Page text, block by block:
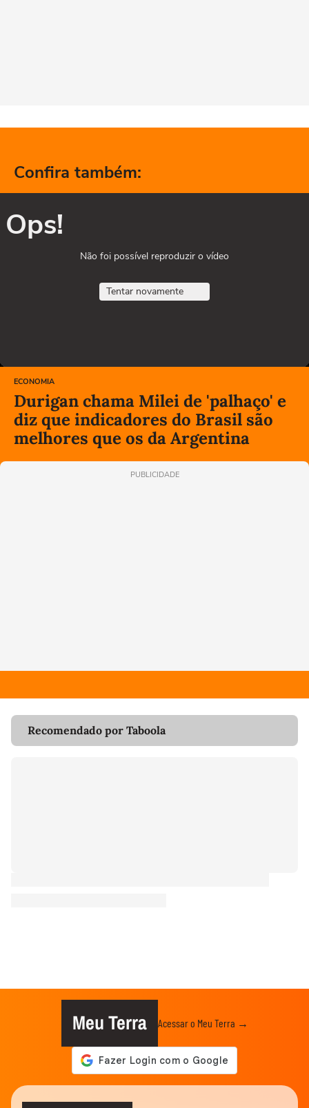
Confira também:
Ops!
Não foi possível reproduzir o vídeo
Tentar novamente
ECONOMIA
Durigan chama Milei de 'palhaço' e
diz que indicadores do Brasil são
melhores que os da Argentina
PUBLICIDADE
Recomendado por Taboola
Meu Terra Acessar o Meu Terra →